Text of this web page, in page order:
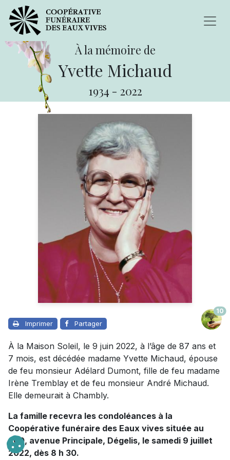
À la mémoire de
Yvette Michaud
1934 - 2022
Imprimer Partager
10
À la Maison Soleil, le 9 juin 2022, à l’âge de 87 ans et
7 mois, est décédée madame Yvette Michaud, épouse
de feu monsieur Adélard Dumont, fille de feu madame
Irène Tremblay et de feu monsieur André Michaud.
Elle demeurait à Chambly.
La famille recevra les condoléances à la
Coopérative funéraire des Eaux vives située au
400, avenue Principale, Dégelis, le samedi 9 juillet
2022, dès 8 h 30.